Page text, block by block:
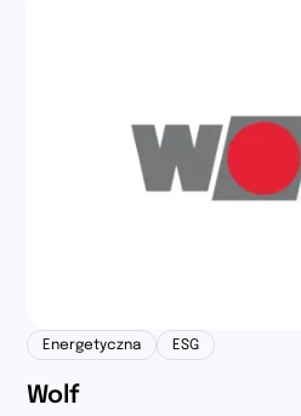
Energetyczna ESG
Wolf